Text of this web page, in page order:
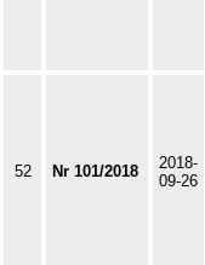
52 Nr 101/2018
2018-
09-26